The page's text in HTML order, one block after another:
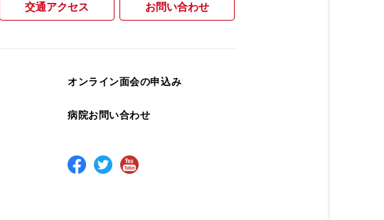
交通アクセス お問い合わせ
オンライン面会の申込み
病院お問い合わせ